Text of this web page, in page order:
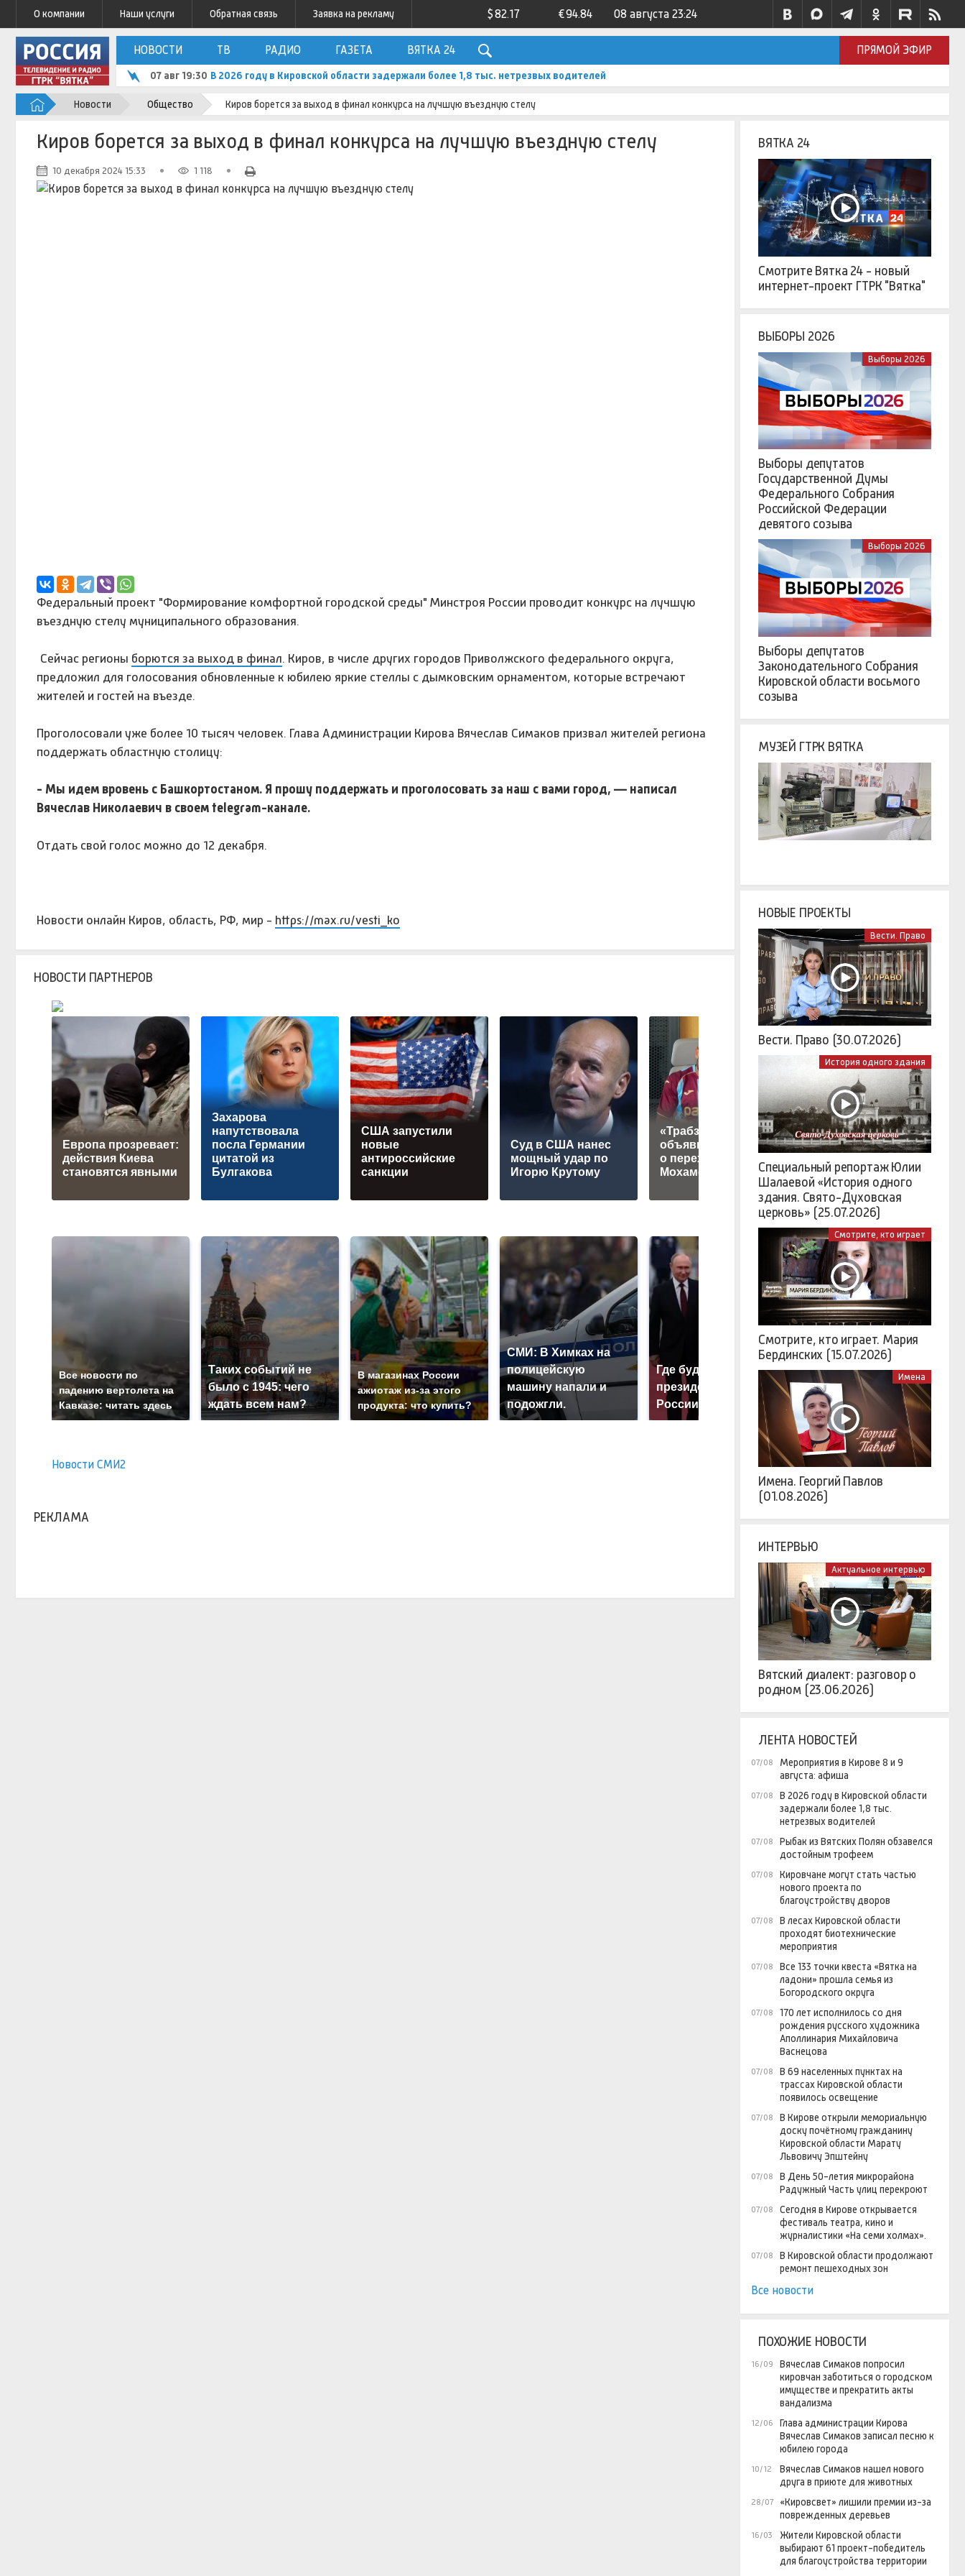
О компании Наши услуги Обратная связь Заявка на рекламу $82.17 €94.84 08 августа 23:24
НОВОСТИ ТВ РАДИО ГАЗЕТА ВЯТКА 24 ПРЯМОЙ ЭФИР
07 авг 19:30 В 2026 году в Кировской области задержали более 1,8 тыс. нетрезвых водителей
Новости Общество Киров борется за выход в финал конкурса на лучшую въездную стелу
Киров борется за выход в финал конкурса на лучшую въездную стелу
10 декабря 2024 15:33 1 118
Федеральный проект "Формирование комфортной городской среды" Минстроя России проводит конкурс на лучшую
въездную стелу муниципального образования.
Сейчас регионы борются за выход в финал. Киров, в числе других городов Приволжского федерального округа,
предложил для голосования обновленные к юбилею яркие стеллы с дымковским орнаментом, которые встречают
жителей и гостей на въезде.
Проголосовали уже более 10 тысяч человек. Глава Администрации Кирова Вячеслав Симаков призвал жителей региона
поддержать областную столицу:
- Мы идем вровень с Башкортостаном. Я прошу поддержать и проголосовать за наш с вами город, — написал
Вячеслав Николаевич в своем telegram-канале.
Отдать свой голос можно до 12 декабря.
Новости онлайн Киров, область, РФ, мир - https://max.ru/vesti_ko
НОВОСТИ ПАРТНЕРОВ
Европа прозревает:
действия Киева
становятся явными
Захарова
напутствовала
посла Германии
цитатой из
Булгакова
США запустили
новые
антироссийские
санкции
Суд в США нанес
мощный удар по
Игорю Крутому
«Трабзонспор»
объявил
о переходе
Мохамеда Салаха
В Венесуэле
обновили данные о
землетрясения
Все новости по
падению вертолета на
Кавказе: читать здесь
Таких событий не
было с 1945: чего
ждать всем нам?
В магазинах России
ажиотаж из-за этого
продукта: что купить?
СМИ: В Химках на
полицейскую
машину напали и
подожгли.
Где будет встреча
президентов США и
России: Европа?
Такую зиму в России
никто не ждал: как
так?!
Новости СМИ2
РЕКЛАМА
ВЯТКА 24
Смотрите Вятка 24 - новый
интернет-проект ГТРК "Вятка"
ВЫБОРЫ 2026
Выборы 2026
Выборы депутатов
Государственной Думы
Федерального Собрания
Российской Федерации
девятого созыва
Выборы 2026
Выборы депутатов
Законодательного Собрания
Кировской области восьмого
созыва
МУЗЕЙ ГТРК ВЯТКА
НОВЫЕ ПРОЕКТЫ
Вести. Право
Вести. Право (30.07.2026)
История одного здания
Специальный репортаж Юлии
Шалаевой «История одного
здания. Свято-Духовская
церковь» (25.07.2026)
Смотрите, кто играет
Смотрите, кто играет. Мария
Бердинских (15.07.2026)
Имена
Имена. Георгий Павлов
(01.08.2026)
ИНТЕРВЬЮ
Актуальное интервью
Вятский диалект: разговор о
родном (23.06.2026)
ЛЕНТА НОВОСТЕЙ
07/08
Мероприятия в Кирове 8 и 9
августа: афиша
07/08
В 2026 году в Кировской области
задержали более 1,8 тыс.
нетрезвых водителей
07/08
Рыбак из Вятских Полян обзавелся
достойным трофеем
07/08
Кировчане могут стать частью
нового проекта по
благоустройству дворов
07/08
В лесах Кировской области
проходят биотехнические
мероприятия
07/08
Все 133 точки квеста «Вятка на
ладони» прошла семья из
Богородского округа
07/08
170 лет исполнилось со дня
рождения русского художника
Аполлинария Михайловича
Васнецова
07/08
В 69 населенных пунктах на
трассах Кировской области
появилось освещение
07/08
В Кирове открыли мемориальную
доску почётному гражданину
Кировской области Марату
Львовичу Эпштейну
07/08
В День 50-летия микрорайона
Радужный Часть улиц перекроют
07/08
Сегодня в Кирове открывается
фестиваль театра, кино и
журналистики «На семи холмах».
07/08
В Кировской области продолжают
ремонт пешеходных зон
Все новости
ПОХОЖИЕ НОВОСТИ
16/09
Вячеслав Симаков попросил
кировчан заботиться о городском
имуществе и прекратить акты
вандализма
12/06
Глава администрации Кирова
Вячеслав Симаков записал песню к
юбилею города
10/12
Вячеслав Симаков нашел нового
друга в приюте для животных
28/07
«Кировсвет» лишили премии из-за
поврежденных деревьев
16/03
Жители Кировской области
выбирают 61 проект-победитель
для благоустройства территории